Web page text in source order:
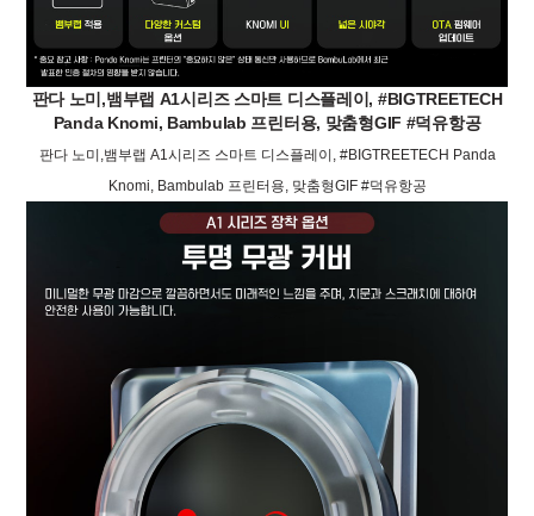
판다 노미,뱀부랩 A1시리즈 스마트 디스플레이, #BIGTREETECH
Panda Knomi, Bambulab 프린터용, 맞춤형GIF #덕유항공
판다 노미,뱀부랩 A1시리즈 스마트 디스플레이, #BIGTREETECH Panda
Knomi, Bambulab 프린터용, 맞춤형GIF #덕유항공